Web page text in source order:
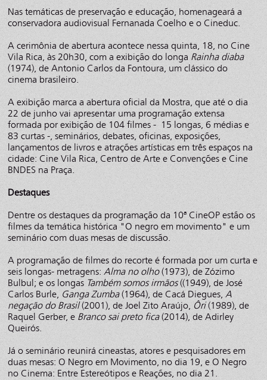
Nas temáticas de preservação e educação, homenageará a
conservadora audiovisual Fernanada Coelho e o Cineduc.
A cerimônia de abertura acontece nessa quinta, 18, no Cine
Vila Rica, às 20h30, com a exibição do longa Rainha diaba
(1974), de Antonio Carlos da Fontoura, um clássico do
cinema brasileiro.
A exibição marca a abertura oficial da Mostra, que até o dia
22 de junho vai apresentar uma programação extensa
formada por exibição de 104 filmes - 15 longas, 6 médias e
83 curtas -, seminários, debates, oficinas, exposições,
lançamentos de livros e atrações artísticas em três espaços na
cidade: Cine Vila Rica, Centro de Arte e Convenções e Cine
BNDES na Praça.
Destaques
Dentre os destaques da programação da 10ª CineOP estão os
filmes da temática histórica "O negro em movimento" e um
seminário com duas mesas de discussão.
A programação de filmes do recorte é formada por um curta e
seis longas- metragens:Alma no olho(1973), de Zózimo
Bulbul; e os longas Também somos irmãos((1949), de José
Carlos Burle, Ganga Zumba(1964), de Cacá Diegues,A
negação do Brasil(2001), de Joel Zito Araújo, Ôri(1989), de
Raquel Gerber, e Branco sai preto fica(2014), de Adirley
Queirós.
Já o seminário reunirá cineastas, atores e pesquisadores em
duas mesas: O Negro em Movimento, no dia 19, e O Negro
no Cinema: Entre Estereótipos e Reações, no dia 21.